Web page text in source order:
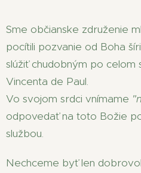
Sme občianske združenie
pocítili pozvanie od Boha
slúžiť chudobným po celom
Vincenta de Paul.
Vo svojom srdci vnímame
odpovedať na toto Božie
službou.
Nechceme byť len